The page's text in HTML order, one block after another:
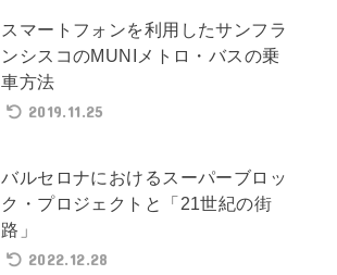
スマートフォンを利用したサンフラ
ンシスコのMUNIメトロ・バスの乗
車方法
2019.11.25
バルセロナにおけるスーパーブロッ
ク・プロジェクトと「21世紀の街
路」
2022.12.28